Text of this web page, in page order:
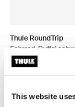
This website
Thule RoundTrip
Fahrrad-Duffel